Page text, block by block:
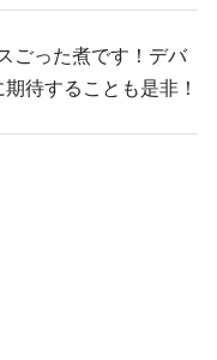
ごった煮です！デバ
待することも是非！